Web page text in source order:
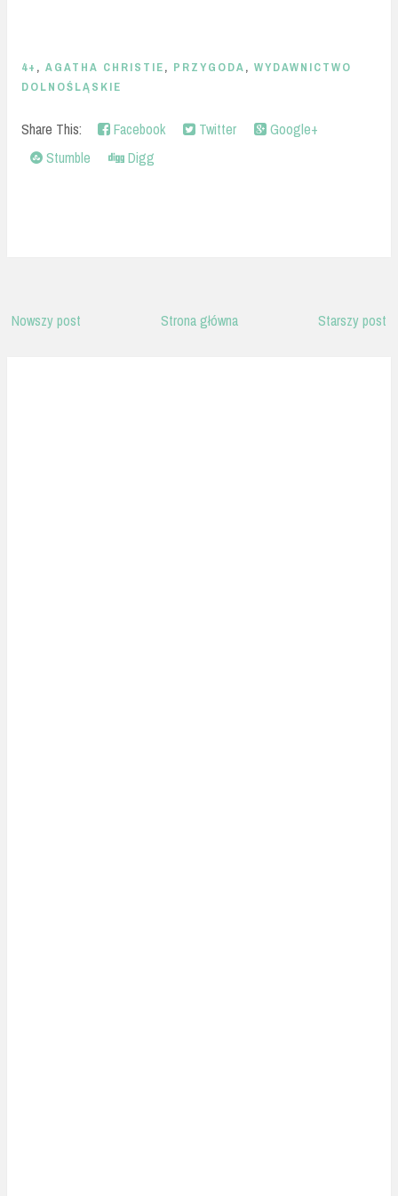
4+ , AGATHA CHRISTIE, PRZYGODA, WYDAWNICTWO
DOLNOŚLĄSKIE
Share This: Facebook Twitter
Google+
Stumble
Digg
Nowszy post Starszy post
Strona główna